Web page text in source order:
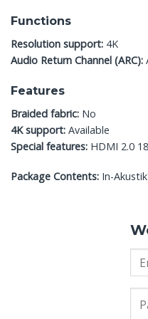
Functions
Resolution support: 4K
Audio Return Channel (ARC):
Features
Braided fabric: No
4K support: Available
Special features: HDMI 2.0
Package Contents: In-